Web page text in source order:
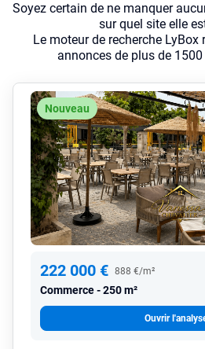
Soyez certain de ne manquer
sur quel site elle
Le moteur de recherche LyBox
annonces de plus de
Nouveau
222 000 € 888 €/m²
Commerce 250 m²
Ouvrir